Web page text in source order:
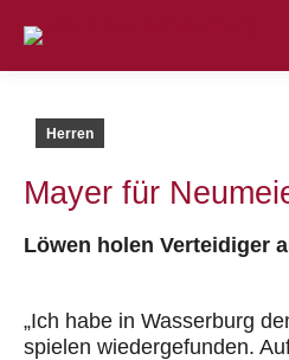
Herren
Mayer für
Löwen holen Verteidiger
„Ich habe in Wasserburg
spielen wiedergefunden.